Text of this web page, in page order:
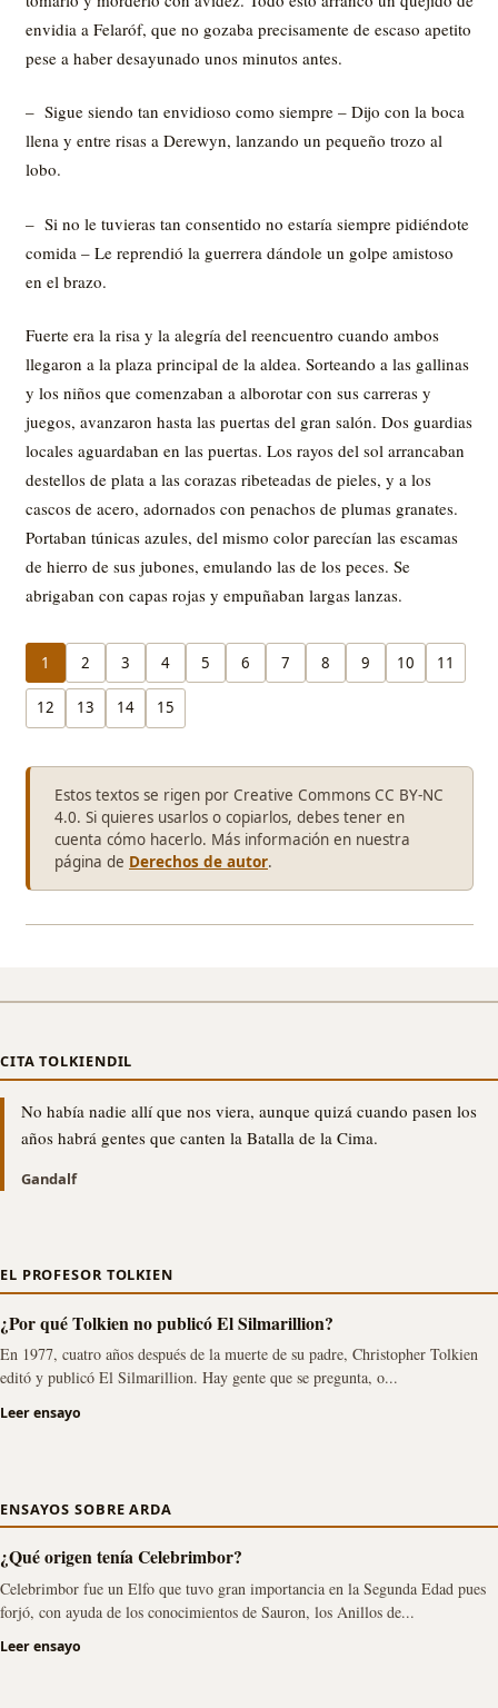
envidia a Felaróf, que no gozaba precisamente de escaso apetito
pese a haber desayunado unos minutos antes.
– Sigue siendo tan envidioso como siempre – Dijo con la boca
llena y entre risas a Derewyn, lanzando un pequeño trozo al
lobo.
– Si no le tuvieras tan consentido no estaría siempre pidiéndote
comida – Le reprendió la guerrera dándole un golpe amistoso
en el brazo.
Fuerte era la risa y la alegría del reencuentro cuando ambos
llegaron a la plaza principal de la aldea. Sorteando a las gallinas
y los niños que comenzaban a alborotar con sus carreras y
juegos, avanzaron hasta las puertas del gran salón. Dos guardias
locales aguardaban en las puertas. Los rayos del sol arrancaban
destellos de plata a las corazas ribeteadas de pieles, y a los
cascos de acero, adornados con penachos de plumas granates.
Portaban túnicas azules, del mismo color parecían las escamas
de hierro de sus jubones, emulando las de los peces. Se
abrigaban con capas rojas y empuñaban largas lanzas.
1 2 3 4 5 6 7 8 9 10 11
12 13 14 15
Estos textos se rigen por Creative Commons CC BY-NC
4.0. Si quieres usarlos o copiarlos, debes tener en
cuenta cómo hacerlo. Más información en nuestra
página de Derechos de autor.
CITA TOLKIENDIL
No había nadie allí que nos viera, aunque quizá cuando pasen los
años habrá gentes que canten la Batalla de la Cima.
Gandalf
EL PROFESOR TOLKIEN
¿Por qué Tolkien no publicó El Silmarillion?
En 1977, cuatro años después de la muerte de su padre, Christopher Tolkien
editó y publicó El Silmarillion. Hay gente que se pregunta, o...
Leer ensayo
ENSAYOS SOBRE ARDA
¿Qué origen tenía Celebrimbor?
Celebrimbor fue un Elfo que tuvo gran importancia en la Segunda Edad pues
forjó, con ayuda de los conocimientos de Sauron, los Anillos de...
Leer ensayo